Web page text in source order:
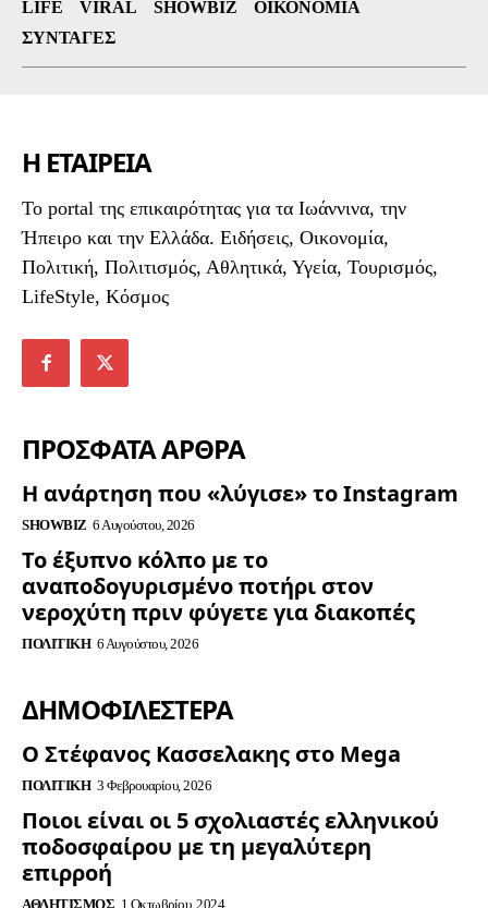
LIFE
VIRAL SHOWBIZ
ΟΙΚΟΝΟΜΊΑ
ΣΥΝΤΑΓΈΣ
Η ΕΤΑΙΡΕΙΑ
To portal της επικαιρότητας για τα Ιωάννινα, την
Ήπειρο και την Ελλάδα. Ειδήσεις, Οικονομία,
Πολιτική, Πολιτισμός, Αθλητικά, Υγεία, Τουρισμός,
LifeStyle, Κόσμος
ΠΡΟΣΦΑΤΑ ΑΡΘΡΑ
Η ανάρτηση που «λύγισε» το Instagram
SHOWBIZ 6 Αυγούστου, 2026
Το έξυπνο κόλπο με το
αναποδογυρισμένο ποτήρι στον
νεροχύτη πριν φύγετε για διακοπές
ΠΟΛΙΤΙΚΉ 6 Αυγούστου, 2026
ΔΗΜΟΦΙΛΈΣΤΕΡΑ
Ο Στέφανος Κασσελακης στο Mega
ΠΟΛΙΤΙΚΉ 3 Φεβρουαρίου, 2026
Ποιοι είναι οι 5 σχολιαστές ελληνικού
ποδοσφαίρου με τη μεγαλύτερη
επιρροή
ΑΘΛΗΤΙΣΜΌΣ 1 Οκτωβρίου, 2024